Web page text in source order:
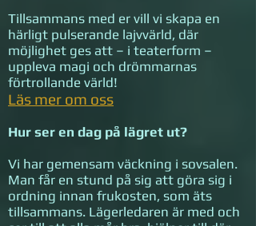
Tillsammans med er vill vi skapa en
härligt pulserande lajvvärld, där
möjlighet ges att – i teaterform –
uppleva magi och drömmarnas
förtrollande värld!
Läs mer om oss
Hur ser en dag på lägret ut?
Vi har gemensam väckning i sovsalen.
Man får en stund på sig att göra sig i
ordning innan frukosten, som äts
tillsammans. Lägerledaren är med och